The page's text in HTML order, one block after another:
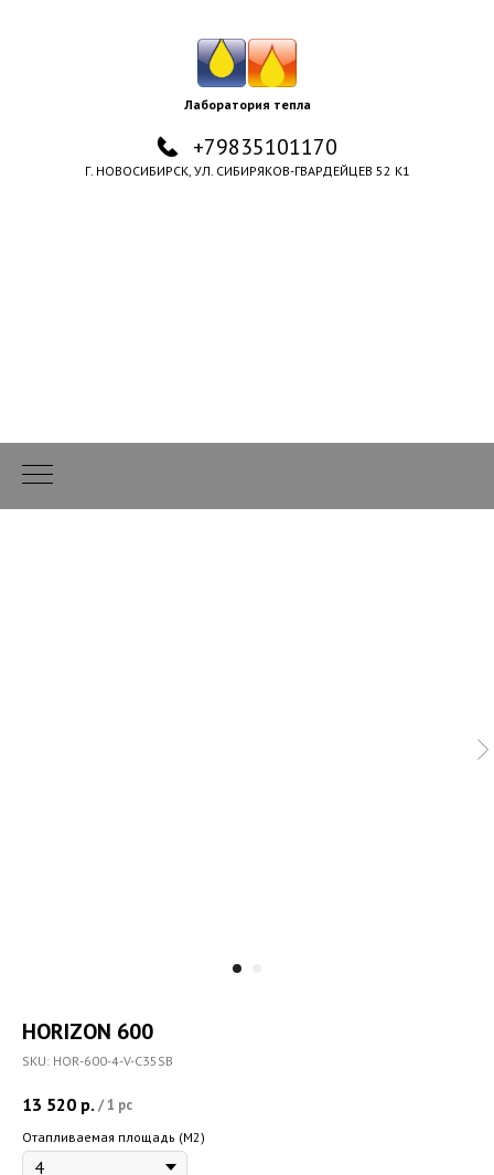
Лаборатория тепла
+79835101170
Г. НОВОСИБИРСК, УЛ. СИБИРЯКОВ-ГВАРДЕЙЦЕВ 52 К1
HORIZON 600
SKU: HOR-600-4-V-C35SB
13 520 р. /1 pc
Отапливаемая площадь (M2)